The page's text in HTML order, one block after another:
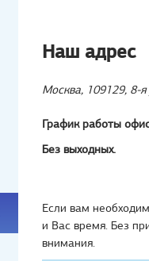
Наш адрес
Москва, 109129, 8-
График работы
Без выходных.
Если вам
и Вас время. Без
внимания.